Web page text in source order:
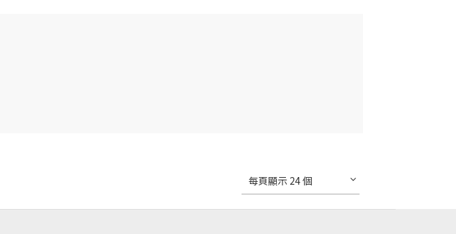
每頁顯示 24 個